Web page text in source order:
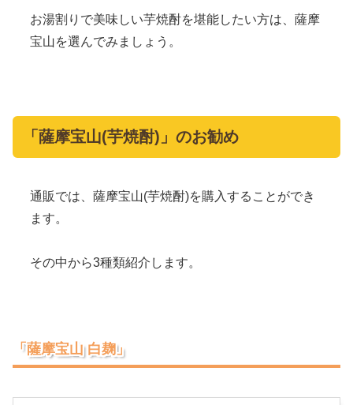
お湯割りで美味しい芋焼酎を堪能したい方は、薩摩
宝山を選んでみましょう。
「薩摩宝山(芋焼酎)」のお勧め
通販では、薩摩宝山(芋焼酎)を購入することができ
ます。
その中から3種類紹介します。
「薩摩宝山 白麹」